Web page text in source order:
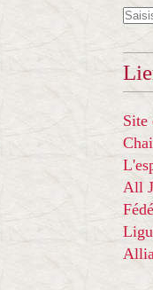
Site
All